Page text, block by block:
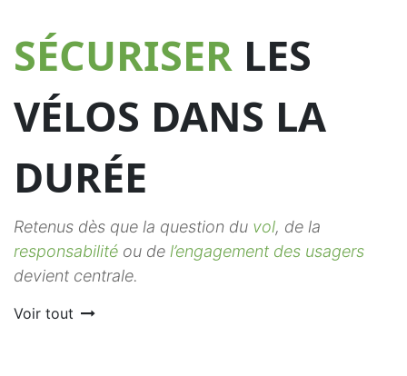
SÉCURISER LES
VÉLOS DANS LA
DURÉE
Retenus dès que la question du vol, de la
responsabilité ou de l’engagement des usagers
devient centrale.
Voir tout